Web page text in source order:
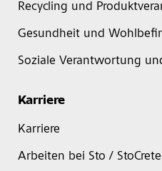
Recycling und
Gesundheit und
Soziale Verantwortung
Karriere
Karriere
Arbeiten bei Sto /